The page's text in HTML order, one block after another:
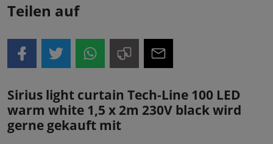
Teilen auf
Sirius light curtain Tech-Line 100 LED
warm white 1,5 x 2m 230V black wird
gerne gekauft mit